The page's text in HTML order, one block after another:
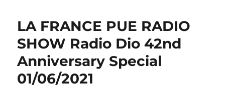
LA FRANCE PUE RADIO
SHOW Radio Dio 42nd
Anniversary Special
01/06/2021